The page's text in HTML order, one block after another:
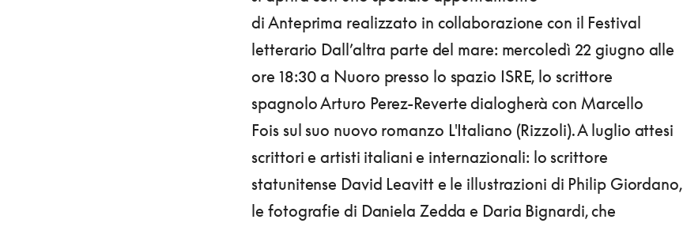
di Anteprima realizzato in collaborazione con il Festival
letterario Dall’altra parte del mare: mercoledì 22 giugno alle
ore 18:30 a Nuoro presso lo spazio ISRE, lo scrittore
spagnolo Arturo Perez-Reverte dialogherà con Marcello
Fois sul suo nuovo romanzo L'Italiano (Rizzoli). A luglio attesi
scrittori e artisti italiani e internazionali: lo scrittore
statunitense David Leavitt e le illustrazioni di Philip Giordano,
le fotografie di Daniela Zedda e Daria Bignardi, che